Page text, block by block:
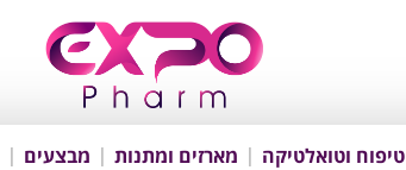
טיפוח וטואלטיקה מארזים ומתנות מבצעים